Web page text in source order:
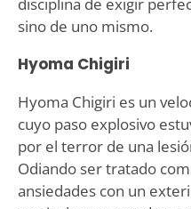
sino de uno mismo.
Hyoma Chigiri
Hyoma Chigiri es un
cuyo paso explosivo
por el terror de una
Odiando ser tratado
ansiedades con un